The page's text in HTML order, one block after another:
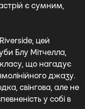
є сумним,
цей
Блу Мітчелла,
що нагадує
джазу.
свінгова, але не
у собі в